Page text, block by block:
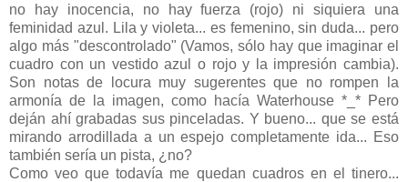
no hay inocencia, no hay fuerza (rojo) ni siquiera una
feminidad azul. Lila y violeta... es femenino, sin duda... pero
algo más "descontrolado" (Vamos, sólo hay que imaginar el
cuadro con un vestido azul o rojo y la impresión cambia).
Son notas de locura muy sugerentes que no rompen la
armonía de la imagen, como hacía Waterhouse *_* Pero
deján ahí grabadas sus pinceladas. Y bueno... que se está
mirando arrodillada a un espejo completamente ida... Eso
también sería un pista, ¿no?
Como veo que todavía me quedan cuadros en el tinero...